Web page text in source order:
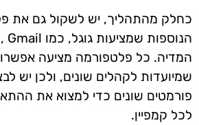
כחלק מהתהליך, יש לשקול גם את
המדיה. כל פלטפורמה מציעה
שמיועדות לקהלים שונים, ולכן יש
פורמטים שונים כדי למצוא את
לכל קמפיין.